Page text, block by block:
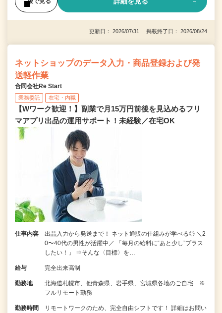
更新日： 2026/07/31 掲載終了日： 2026/08/24
ネットショップのデータ入力・商品登録および発
送軽作業
合同会社Re Start
業務委託 在宅・内職
【Wワーク歓迎！】副業で月15万円前後を見込めるフリ
マアプリ出品の運用サポート！未経験／在宅OK
仕事内容
出品入力から発送まで！ ネット通販の仕組みが学べる◎ ＼2
0〜40代の男性が活躍中／ 「毎月の給料に“あと少し”プラス
したい！」 ⇒そんな〈目標〉を…
給与 完全出来高制
勤務地
北海道札幌市、他青森県、岩手県、宮城県各地のご自宅 ※
フルリモート勤務
勤務時間
リモートワークのため、完全自由シフトです！ 詳細はお問い